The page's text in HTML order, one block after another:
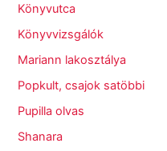
Könyvutca
Könyvvizsgálók
Mariann lakosztálya
Popkult, csajok satöbbi
Pupilla olvas
Shanara